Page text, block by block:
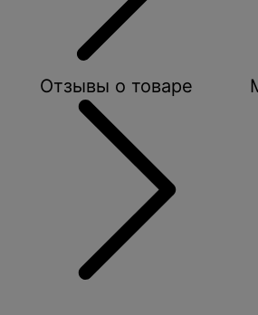
Отзывы о товаре